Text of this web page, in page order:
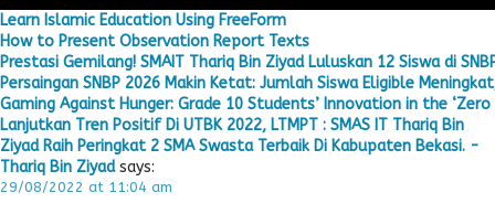
Learn Islamic Education Using FreeForm
How to Present Observation Report Texts
Prestasi Gemilang! SMAIT Thariq Bin Ziyad Luluskan 12 Siswa di
Persaingan SNBP 2026 Makin Ketat: Jumlah Siswa Eligible
Gaming Against Hunger: Grade 10 Students’ Innovation in the ‘Zero
Lanjutkan Tren Positif Di UTBK 2022, LTMPT : SMAS IT Thariq Bin
Ziyad Raih Peringkat 2 SMA Swasta Terbaik Di Kabupaten Bekasi. -
Thariq Bin Ziyad says:
29/08/2022 at 11:04 am